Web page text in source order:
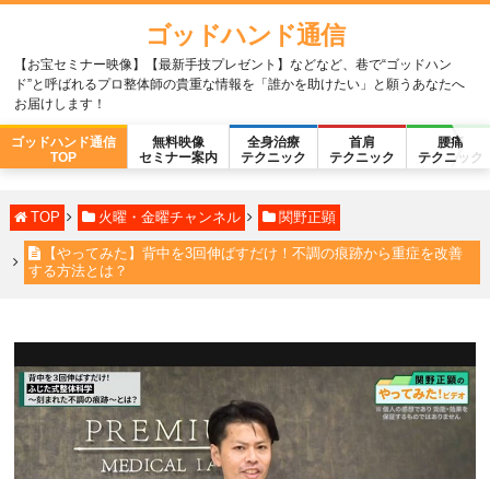
ゴッドハンド通信
【お宝セミナー映像】【最新手技プレゼント】などなど、巷で“ゴッドハン
ド”と呼ばれるプロ整体師の貴重な情報を「誰かを助けたい」と願うあなたへ
お届けします！
ゴッドハンド通信
TOP
無料映像
セミナー案内
全身治療
テクニック
首肩
テクニック
腰痛
テクニック
TOP 火曜・金曜チャンネル 関野正顕
【やってみた】背中を3回伸ばすだけ！不調の痕跡から重症を改善
する方法とは？